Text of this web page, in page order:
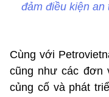
đảm điều kiện
Cùng với
cũng như các đơn
củng cố và phát